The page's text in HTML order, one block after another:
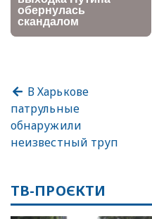
В Харькове
патрульные
обнаружили
неизвестный труп
ТВ-ПРОЄКТИ